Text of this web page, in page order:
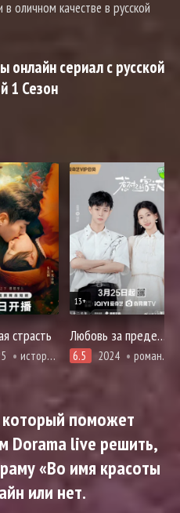
оличном качестве в русской
сериал с русской
1 Сезон
страсть
история, романтика
13+
Любовь за пределами мира игры
6.5 2024 романтика, фэнтези
который поможет
Dorama live решить,
«Во имя красоты
или нет.